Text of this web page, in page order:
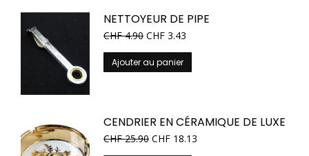
NETTOYEUR DE PIPE
CHF4.90 CHF 3.43
Ajouter au panier
CENDRIER EN CÉRAMIQUE DE LUXE
CHF25.90 CHF 18.13